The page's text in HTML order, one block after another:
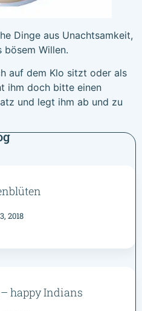
Dinge aus Unachtsamkeit,
bösem Willen.
auf dem Klo sitzt oder als
ihm doch bitte einen
und legt ihm ab und zu
2018
happy Indians